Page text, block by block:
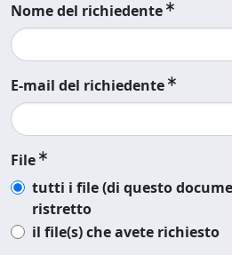
Nome del richiedente
E-mail del richiedente
File
tutti i file (di questo
ristretto
il file(s) che avete richiesto